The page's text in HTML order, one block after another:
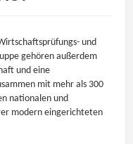
und
gehören außerdem
und eine
mit mehr als 300
nationalen und
modern eingerichteten